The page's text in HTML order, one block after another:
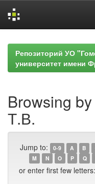
navigationРепозиторий УО
университет имени
Browsing
Т.В.
Jump to: 0-9 A B
M
N O P Q
or enter first few letters: